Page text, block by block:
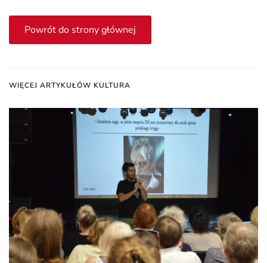
Powrót do strony głównej
WIĘCEJ ARTYKUŁÓW KULTURA